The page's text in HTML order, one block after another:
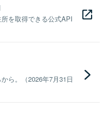
を取得できる公式API
ら。（2026年7月31日